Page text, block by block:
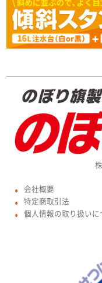
● 会社概要
● 特定商取引法
● 個人情報の取り扱いに